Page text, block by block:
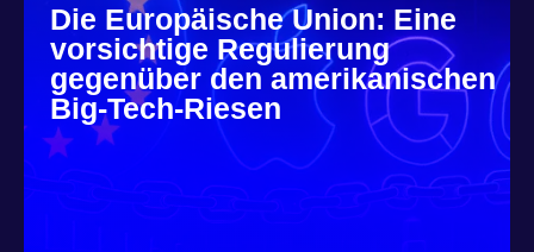
Die Europäische Union: Eine
vorsichtige Regulierung
gegenüber den amerikanischen
Big-Tech-Riesen